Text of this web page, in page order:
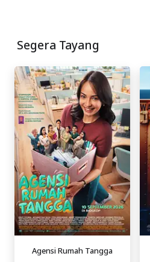
Segera Tayang
Agensi Rumah Tangga